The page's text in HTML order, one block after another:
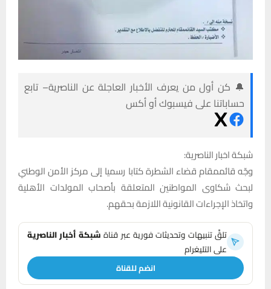
🔔 كن أول من يعرف الأخبار العاجلة عن الناصرية– تابع
حساباتنا على فيسبوك أو أكس
شبكة اخبار الناصرية:
وجّه قائممقام قضاء الشطرة كتابا رسميا إلى مركز الأمن الوطني
لبحث شكاوى المواطنين المتعلقة بأصحاب المولدات الأهلية
واتخاذ الإجراءات القانونية اللازمة بحقهم.
تلقَّ تنبيهات وتحديثات فورية عبر قناةشبكة أخبار الناصرية
على التليغرام
انضم للقناة